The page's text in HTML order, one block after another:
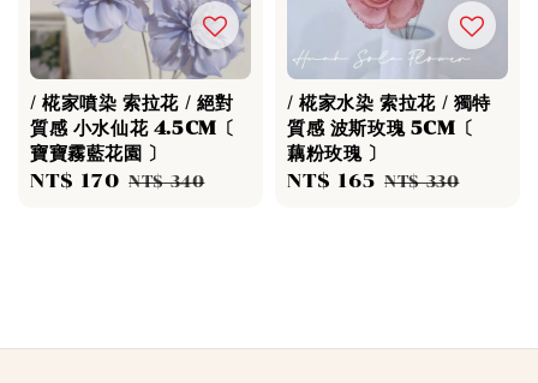
/ 椛家噴染 索拉花 / 絕對
質感 小水仙花 4.5CM〔
寶寶霧藍花園 〕
Sale
NT$ 170 Regular
NT$ 340
/ 椛家水染 索拉花 / 獨特
質感 波斯玫瑰 5CM〔
藕粉玫瑰 〕
Sale
NT$ 165 Regular
NT$ 330